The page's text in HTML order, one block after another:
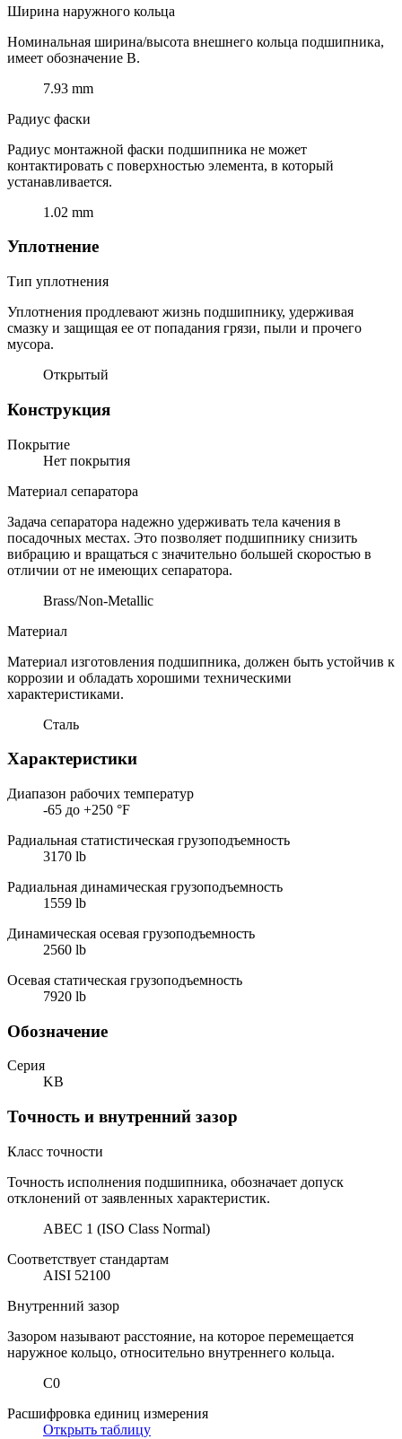
Ширина наружного кольца
Номинальная ширина/высота внешнего кольца подшипника,
имеет обозначение B.
7.93 mm
Радиус фаски
Радиус монтажной фаски подшипника не может
контактировать с поверхностью элемента, в который
устанавливается.
1.02 mm
Уплотнение
Тип уплотнения
Уплотнения продлевают жизнь подшипнику, удерживая
смазку и защищая ее от попадания грязи, пыли и прочего
мусора.
Открытый
Конструкция
Покрытие
Нет покрытия
Материал сепаратора
Задача сепаратора надежно удерживать тела качения в
посадочных местах. Это позволяет подшипнику снизить
вибрацию и вращаться с значительно большей скоростью в
отличии от не имеющих сепаратора.
Brass/Non-Metallic
Материал
Материал изготовления подшипника, должен быть устойчив к
коррозии и обладать хорошими техническими
характеристиками.
Сталь
Характеристики
Диапазон рабочих температур
-65 до +250 °F
Радиальная статистическая грузоподъемность
3170 lb
Радиальная динамическая грузоподъемность
1559 lb
Динамическая осевая грузоподъемность
2560 lb
Осевая статическая грузоподъемность
7920 lb
Обозначение
Серия
KB
Точность и внутренний зазор
Класс точности
Точность исполнения подшипника, обозначает допуск
отклонений от заявленных характеристик.
ABEC 1 (ISO Class Normal)
Соответствует стандартам
AISI 52100
Внутренний зазор
Зазором называют расстояние, на которое перемещается
наружное кольцо, относительно внутреннего кольца.
C0
Расшифровка единиц измерения
Открыть таблицу